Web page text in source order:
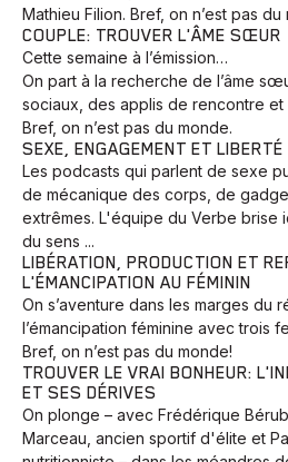
Mathieu Filion. Bref, on n’est pas du
COUPLE: TROUVER L'ÂME SŒUR
Cette semaine à l’émission…
On part à la recherche de l’âme
sociaux, des applis de rencontre et
Bref, on n’est pas du monde.
SEXE, ENGAGEMENT ET LIBERTÉ
Les podcasts qui parlent de sexe
de mécanique des corps, de
extrêmes. L'équipe du Verbe brise
du sens ...
LIBÉRATION, PRODUCTION ET
L'ÉMANCIPATION AU FÉMININ
On s’aventure dans les marges du
l’émancipation féminine avec trois
Bref, on n’est pas du monde!
TROUVER LE VRAI BONHEUR:
ET SES DÉRIVES
On plonge – avec Frédérique
Marceau, ancien sportif d'élite et